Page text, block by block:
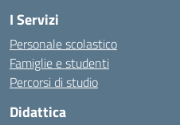
I Servizi
Personale scolastico
Famiglie e studenti
Percorsi di studio
Didattica